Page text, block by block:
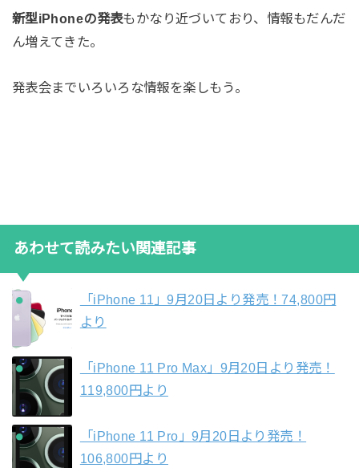
新型iPhoneの発表もかなり近づいており、情報もだんだ
ん増えてきた。
発表会までいろいろな情報を楽しもう。
あわせて読みたい関連記事
「iPhone 11」9月20日より発売！74,800円
より
「iPhone 11 Pro Max」9月20日より発売！
119,800円より
「iPhone 11 Pro」9月20日より発売！
106,800円より